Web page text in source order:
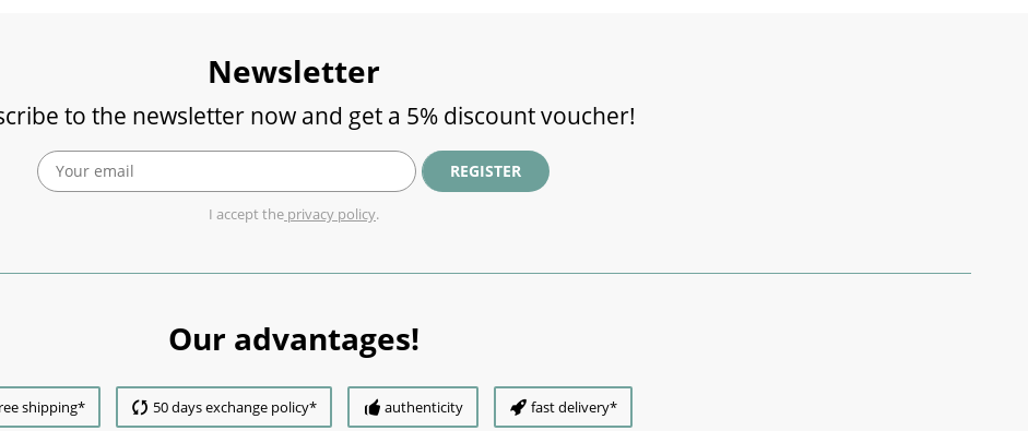
Newsletter
to the newsletter now and get a 5% discount voucher!
REGISTER
I accept the privacy policy.
Our advantages!
shipping* 50 days exchange policy* authenticity fast delivery*